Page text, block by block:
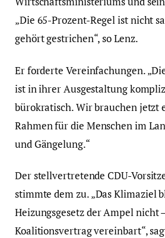
„Die 65-Prozent-Regel ist nicht
gehört gestrichen“, so Lenz.
Er forderte Vereinfachungen.
ist in ihrer Ausgestaltung
bürokratisch. Wir brauchen jetzt
Rahmen für die Menschen im
und Gängelung.“
Der stellvertretende CDU-
stimmte dem zu. „Das Klimaziel
Heizungsgesetz der Ampel nicht
Koalitionsvertrag vereinbart“,